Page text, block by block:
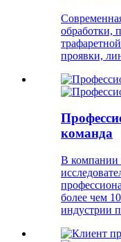
обработки,
проявки,
команда
В компании
более чем
индустрии